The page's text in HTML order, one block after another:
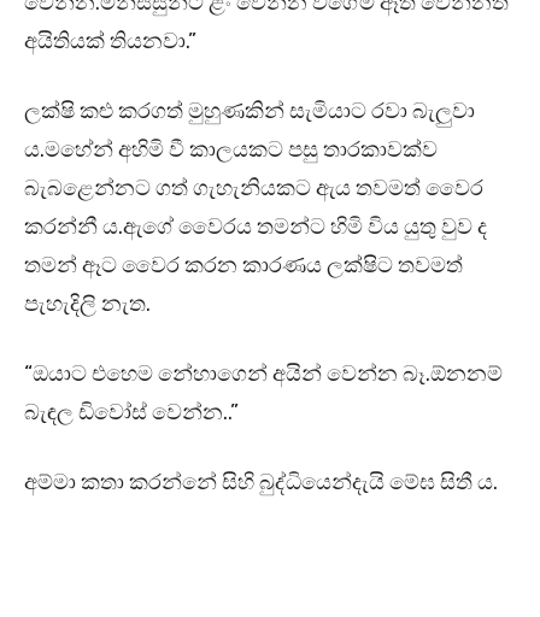
අයිතියක් තියනවා.”
ලක්ෂි කළු කරගත් මුහුණකින් සැමියාට රවා බැලුවා
ය.මහේන් අහිමි වී කාලයකට පසු තාරකාවක්ව
බැබළෙන්නට ගත් ගැහැනියකට ඇය තවමත් වෛර
කරන්නී ය.ඇගේ වෛරය තමන්ට හිමි විය යුතු වුව ද
තමන් ඈට වෛර කරන කාරණය ලක්ෂිට තවමත්
පැහැදිලි නැත.
“ඔයාට එහෙම නේහාගෙන් අයින් වෙන්න බෑ.ඕනනම්
බැඳල ඩිවෝස් වෙන්න..”
අම්මා කතා කරන්නේ සිහි බුද්ධියෙන්දැයි මේඝ සිතී ය.